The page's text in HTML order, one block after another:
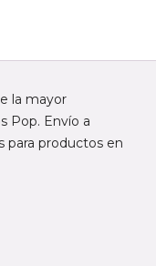
la mayor
Pop. Envío a
para productos en